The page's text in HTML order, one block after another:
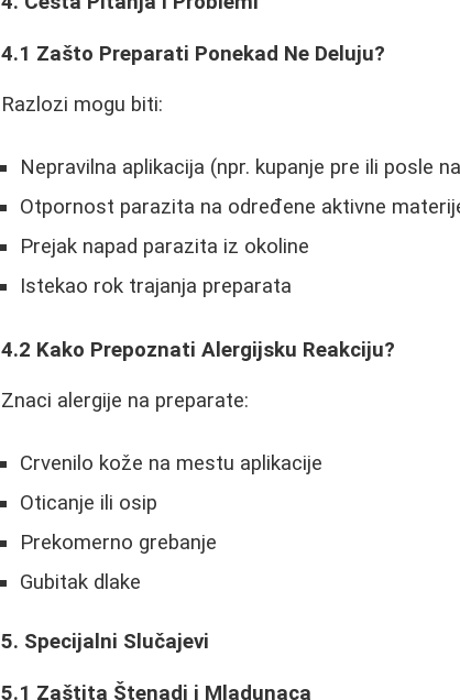
4.1 Zašto Preparati Ponekad Ne Deluju?
Razlozi mogu biti:
Nepravilna aplikacija (npr. kupanje pre ili posle
Otpornost parazita na određene aktivne
Prejak napad parazita iz okoline
Istekao rok trajanja preparata
4.2 Kako Prepoznati Alergijsku Reakciju?
Znaci alergije na preparate:
Crvenilo kože na mestu aplikacije
Oticanje ili osip
Prekomerno grebanje
Gubitak dlake
5. Specijalni Slučajevi
5.1 Zaštita Štenadi i Mladunaca